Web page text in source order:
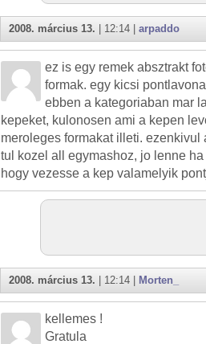
2008. március 13. | 12:14 | arpaddo
ez is egy remek absztrakt
formak. egy kicsi
ebben a kategoriaban mar
kepeket, kulonosen ami a kepen
meroleges formakat illeti. ezenkivul
tul kozel all egymashoz, jo lenne
hogy vezesse a kep valamelyik
2008. március 13. | 12:14 | Morten_
kellemes !
Gratula